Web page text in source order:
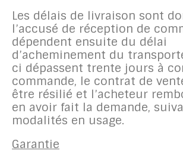
Les délais de livraison sont
l’accusé de réception de
dépendent ensuite du délai
d’acheminement du
ci dépassent trente jours à
commande, le contrat de
être résilié et l’acheteur
en avoir fait la demande,
modalités en usage.
Garantie